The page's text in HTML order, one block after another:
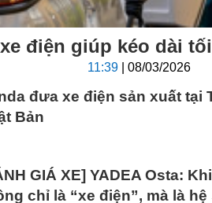
điện giúp kéo dài
11:39 | 08/03/2026
đưa xe điện sản xuất tại
Bản
GIÁ XE] YADEA Osta:
chỉ là “xe điện”, mà là